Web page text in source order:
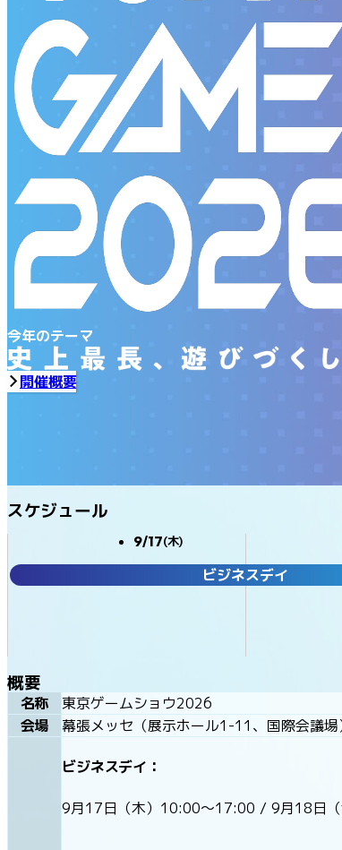
今年のテーマ
開催概要
スケジュール
9/17(木)
ビジネスデイ
概要
名称
東京ゲームショウ2026
会場
幕張メッセ（展示ホール1-11、国際会議
ビジネスデイ：
9月17日（木）10:00〜17:00 / 9月18日